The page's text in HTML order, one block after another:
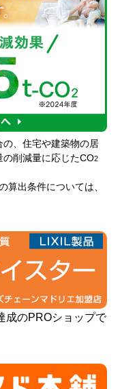
、住宅や建築物の居
削減量に応じたCO2
算出条件については、
成のPROショップで